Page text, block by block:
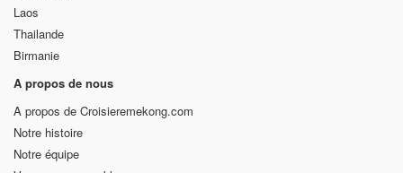
Laos
Thailande
Birmanie
A propos de nous
A propos de Croisieremekong.com
Notre histoire
Notre équipe